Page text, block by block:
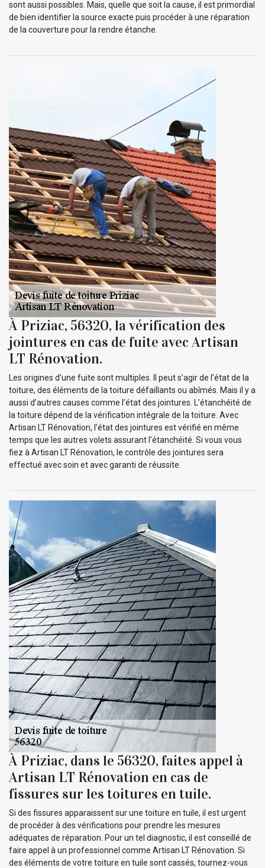
sont aussi possibles. Mais, quelle que soit la cause, il est primordial
de bien identifier la source exacte puis procéder à une réparation
de la couverture pour la rendre étanche.
À Priziac, 56320, la vérification des
jointures en cas de fuite avec Artisan
LT Rénovation.
Les origines d’une fuite sont multiples. Il peut s’agir de l’état de la
toiture, des éléments de la toiture défaillants ou abîmés. Mais il y a
aussi d’autres causes comme l’état des jointures. L’étanchéité de
la toiture dépend de la vérification intégrale de la toiture. Avec
Artisan LT Rénovation, l’état des jointures est vérifié en même
temps que les autres volets assurant l’étanchéité. Si vous vous
fiez à Artisan LT Rénovation, le contrôle des jointures sera
effectué avec soin et avec garanti de réussite.
À Priziac, dans le 56320, faites appel à
Artisan LT Rénovation en cas de
fissures sur les toitures en tuile.
Si des fissures apparaissent sur une toiture en tuile, il est urgent
de procéder à des vérifications pour prendre les mesures
adéquates de réparation. Pour un tel diagnostic, il est conseillé de
faire appel à un professionnel comme Artisan LT Rénovation. Si
des éléments de votre toiture en tuile sont cassés, tournez-vous